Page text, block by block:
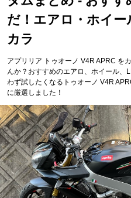
だ！エアロ・ホイ
カラ
アプリリア トゥオーノ V4R APRC を
んか？おすすめのエアロ、ホイール、
わず試したくなるトゥオーノ V4R
に厳選しました！